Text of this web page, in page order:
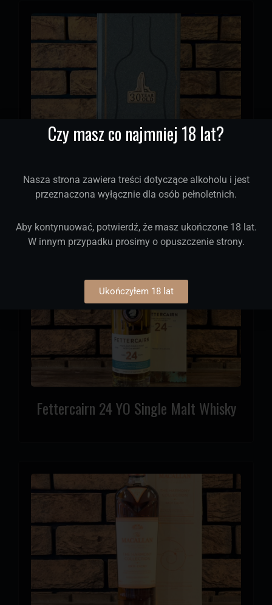
Malt Whisky
Fettercairn 24 YO Single Malt Whisky
Czy masz co najmniej 18 lat?
Nasza strona zawiera treści dotyczące alkoholu i jest
przeznaczona wyłącznie dla osób pełnoletnich.
Aby kontynuować, potwierdź, że masz ukończone 18 lat.
W innym przypadku prosimy o opuszczenie strony.
Ukończyłem 18 lat